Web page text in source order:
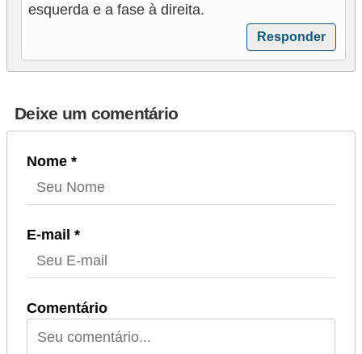
esquerda e a fase à direita.
Responder
Deixe um comentário
Nome *
E-mail *
Comentário